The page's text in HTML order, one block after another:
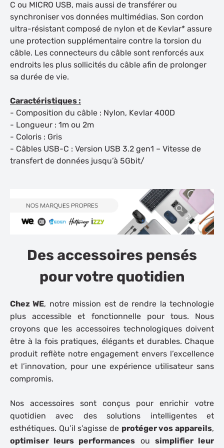
C ou MICRO USB, mais aussi de transférer ou
synchroniser vos données multimédias. Son cordon
ultra-résistant composé de nylon et de Kevlar* assure
une protection supplémentaire contre la torsion du
câble. Les connecteurs du câble sont renforcés aux
endroits les plus sollicités du câble afin de prolonger
sa durée de vie.
Caractéristiques :
- Composition du câble : Nylon, Kevlar 400D
- Longueur : 1m ou 2m
- Coloris : Gris
- Câbles USB-C : Version USB 3.2 gen1 – Vitesse de
transfert de données jusqu’à 5Gbit/
Des accessoires pensés
pour votre quotidien
Chez WE, notre mission est de rendre la technologie
plus accessible et fonctionnelle pour tous. Nous
croyons que les accessoires technologiques doivent
être à la fois pratiques, élégantset durables. Chaque
produit reflète notre engagement envers l’excellence
et l’innovation, pour une expérience utilisateur sans
compromis.
Nos accessoires sont conçus pour enrichir votre
quotidien avec des solutions intelligentes et
esthétiques. Qu’il s’agisse de protéger vos appareils,
optimiser leurs performances ou simplifier leur